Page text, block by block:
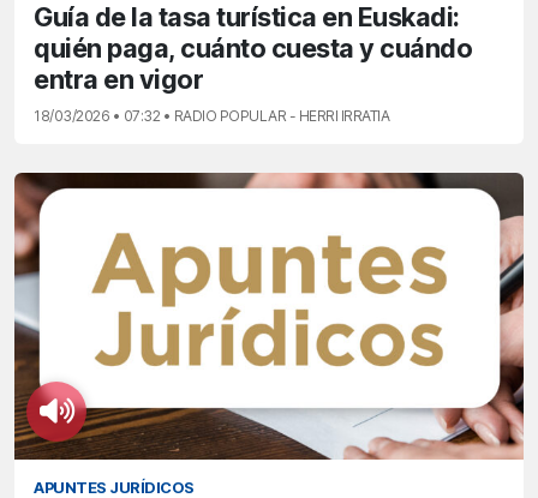
Guía de la tasa turística en Euskadi:
quién paga, cuánto cuesta y cuándo
entra en vigor
18/03/2026 • 07:32 • RADIO POPULAR - HERRI IRRATIA
APUNTES JURÍDICOS